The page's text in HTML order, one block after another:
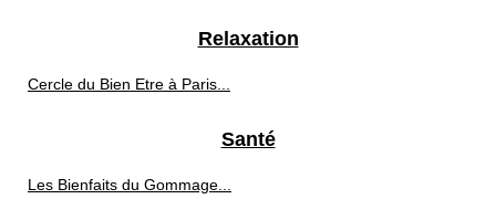
Relaxation
Cercle du Bien Etre à Paris...
Santé
Les Bienfaits du Gommage...